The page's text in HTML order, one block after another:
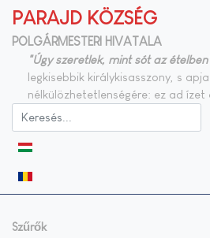
PARAJD KÖZSÉG
POLGÁRMESTERI HIVATALA
"Úgy szeretlek, mint sót az
legkisebbik királykisasszony, s
nélkülözhetetlenségére: ez ad ízet
Szűrők